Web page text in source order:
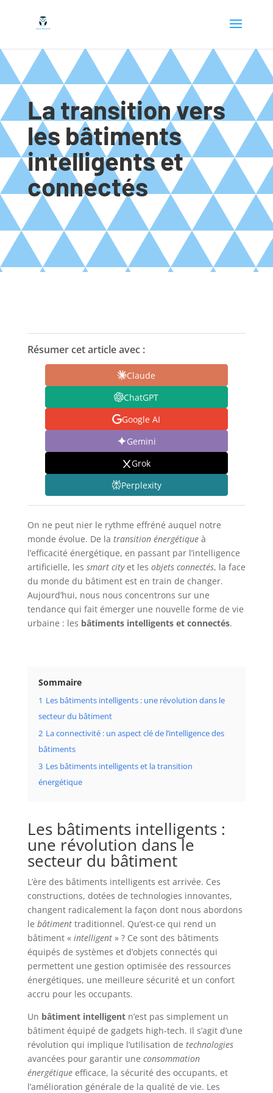
La transition vers
les bâtiments
intelligents et
connectés
Résumer cet article avec :
Claude
ChatGPT
Google AI
Gemini
Grok
Perplexity
On ne peut nier le rythme effréné auquel notre
monde évolue. De la transition énergétiqueà
l’efficacité énergétique, en passant par l’intelligence
artificielle, les smart cityet les objets connectés, la face
du monde du bâtiment est en train de changer.
Aujourd’hui, nous nous concentrons sur une
tendance qui fait émerger une nouvelle forme de vie
urbaine : les bâtiments intelligents et connectés.
Sommaire
1 Les bâtiments intelligents : une révolution dans le
secteur du bâtiment
2 La connectivité : un aspect clé de l’intelligence des
bâtiments
3 Les bâtiments intelligents et la transition
énergétique
Les bâtiments intelligents :
une révolution dans le
secteur du bâtiment
L’ère des bâtiments intelligents est arrivée. Ces
constructions, dotées de technologies innovantes,
changent radicalement la façon dont nous abordons
le bâtimenttraditionnel. Qu’est-ce qui rend un
bâtiment « intelligent» ? Ce sont des bâtiments
équipés de systèmes et d’objets connectés qui
permettent une gestion optimisée des ressources
énergétiques, une meilleure sécurité et un confort
accru pour les occupants.
Un bâtiment intelligentn’est pas simplement un
bâtiment équipé de gadgets high-tech. Il s’agit d’une
révolution qui implique l’utilisation de technologies
avancées pour garantir une consommation
énergétiqueefficace, la sécurité des occupants, et
l’amélioration générale de la qualité de vie. Les